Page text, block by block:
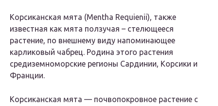
Корсиканская мята (Mentha Requienii), также
известная как мята ползучая – стелющееся
растение, по внешнему виду напоминающее
карликовый чабрец. Родина этого растения
средиземноморские регионы Сардинии, Корсики и
Франции.
Корсиканская мята — почвопокровное растение с